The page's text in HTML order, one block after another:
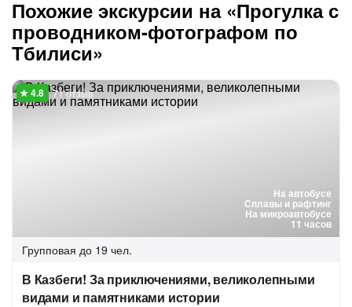
Похожие экскурсии на «Прогулка с
проводником-фотографом по
Тбилиси»
На автобусе
Сплавы и рафтинг
На микроавтобусе
11 часов
71 отзыв
Групповая до 19 чел.
В Казбеги! За приключениями, великолепными
видами и памятниками истории